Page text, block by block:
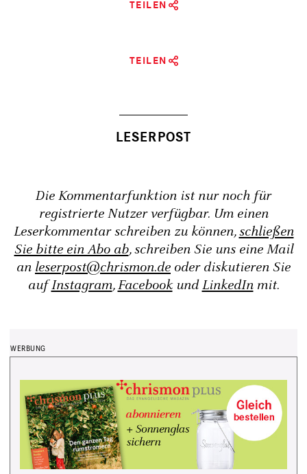
TEILEN
TEILEN
Die Kommentarfunktion ist nur noch für
registrierte Nutzer verfügbar. Um einen
Leserkommentar schreiben zu können,schließen
Sie bitte ein Abo ab, schreiben Sie uns eine Mail
an leserpost@chrismon.de oder diskutieren Sie
aufInstagram,FacebookundLinkedInmit.